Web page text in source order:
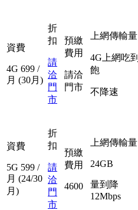
資費
4G 699 /
月 (30月)
折
扣
請
洽
門
市
預繳
費用
請洽
門市
上網傳輸量
4G上網吃到
飽
不降速
資費
5G 599 /
月 (24/30
月)
折
扣
請
洽
門
市
預繳
費用
4600
上網傳輸量
24GB
量到降
12Mbps